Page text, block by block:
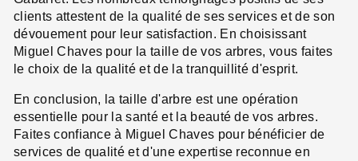
clients attestent de la qualité de ses services et de son
dévouement pour leur satisfaction. En choisissant
Miguel Chaves pour la taille de vos arbres, vous faites
le choix de la qualité et de la tranquillité d'esprit.
En conclusion, la taille d'arbre est une opération
essentielle pour la santé et la beauté de vos arbres.
Faites confiance à Miguel Chaves pour bénéficier de
services de qualité et d'une expertise reconnue en